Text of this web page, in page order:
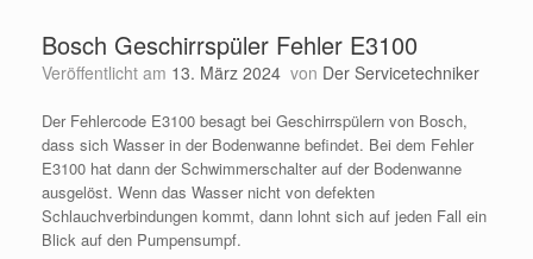
Bosch Geschirrspüler Fehler E3100
Veröffentlicht am 13. März 2024 von Der Servicetechniker
Der Fehlercode E3100 besagt bei Geschirrspülern von Bosch,
dass sich Wasser in der Bodenwanne befindet. Bei dem Fehler
E3100 hat dann der Schwimmerschalter auf der Bodenwanne
ausgelöst. Wenn das Wasser nicht von defekten
Schlauchverbindungen kommt, dann lohnt sich auf jeden Fall ein
Blick auf den Pumpensumpf.